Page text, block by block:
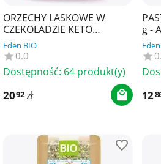
ORZECHY LASKOWE W
CZEKOLADZIE KETO
CIEMNEJ BEAUTY
BEZGLUTENOWE 70 g -
COCOA
Eden BIO
0.0
Dostępność: 64 produkt(y)
2092zł
g -
12